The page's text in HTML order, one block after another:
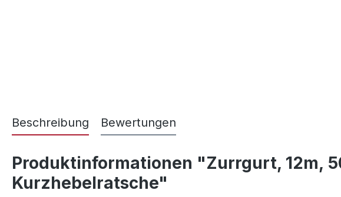
Beschreibung Bewertungen
Produktinformationen "Zurrgurt, 12m,
Kurzhebelratsche"